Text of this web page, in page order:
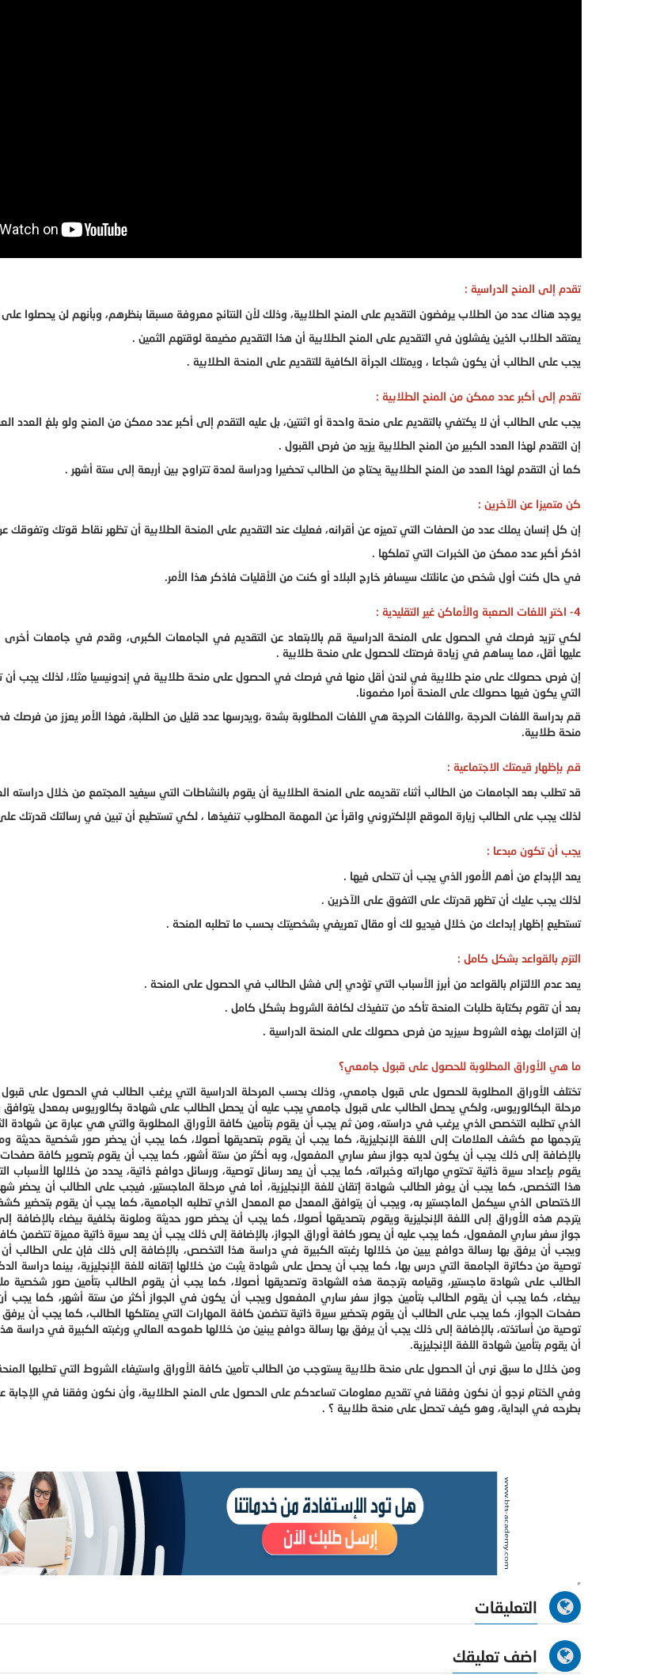
تقدم إلى المنح الدراسية :
يوجد هناك عدد من الطلاب يرفضون التقديم على المنح الطلابية، وذلك لأن النتائج معروفة مسبقا بنظرهم، وبأنهم لن يحصلوا على
يعتقد الطلاب الذين يفشلون في التقديم على المنح الطلابية أن هذا التقديم مضيعة لوقتهم الثمين .
يجب على الطالب أن يكون شجاعا ، ويمتلك الجرأة الكافية للتقديم على المنحة الطلابية .
تقدم إلى أكبر عدد ممكن من المنح الطلابية :
يجب على الطالب أن لا يكتفي بالتقديم على منحة واحدة أو اثنتين، بل عليه التقدم إلى أكبر عدد ممكن من المنح ولو بلغ العدد
إن التقدم لهذا العدد الكبير من المنح الطلابية يزيد من فرص القبول .
كما أن التقدم لهذا العدد من المنح الطلابية يحتاج من الطالب تحضيرا ودراسة لمدة تتراوح بين أربعة إلى ستة أشهر .
كن متميزا عن الآخرين :
إن كل إنسان يملك عدد من الصفات التي تميزه عن أقرانه، فعليك عند التقديم على المنحة الطلابية أن تظهر نقاط قوتك وتفوقك
اذكر أكبر عدد ممكن من الخبرات التي تملكها .
في حال كنت أول شخص من عائلتك سيسافر خارج البلاد أو كنت من الأقليات فاذكر هذا الأمر.
4- اختر اللغات الصعبة والأماكن غير التقليدية :
لكي تزيد فرصك في الحصول على المنحة الدراسية قم بالابتعاد عن التقديم في الجامعات الكبرى، وقدم في جامعات
عليها أقل، مما يساهم في زيادة فرصتك للحصول على منحة طلابية .
إن فرص حصولك على منح طلابية في لندن أقل منها في فرصك في الحصول على منحة طلابية في إندونيسيا مثلا، لذلك يجب أن
التي يكون فيها حصولك على المنحة أمرا مضمونا.
قم بدراسة اللغات الحرجة ،واللغات الحرجة هي اللغات المطلوبة بشدة ،ويدرسها عدد قليل من الطلبة، فهذا الأمر يعزز من
منحة طلابية.
قم بإظهار قيمتك الاجتماعية :
قد تطلب بعد الجامعات من الطالب أثناء تقديمه على المنحة الطلابية أن يقوم بالنشاطات التي سيفيد المجتمع من خلال دراسته
لذلك يجب على الطالب زيارة الموقع الإلكتروني واقرأ عن المهمة المطلوب تنفيذها ، لكي تستطيع أن تبين في رسالتك قدرتك
يجب أن تكون مبدعا :
يعد الإبداع من أهم الأمور الذي يجب أن تتحلى فيها .
لذلك يجب عليك أن تظهر قدرتك على التفوق على الآخرين .
تستطيع إظهار إبداعك من خلال فيديو لك أو مقال تعريفي بشخصيتك بحسب ما تطلبه المنحة .
التزم بالقواعد بشكل كامل :
يعد عدم الالتزام بالقواعد من أبرز الأسباب التي تؤدي إلى فشل الطالب في الحصول على المنحة .
بعد أن تقوم بكتابة طلبات المنحة تأكد من تنفيذك لكافة الشروط بشكل كامل .
إن التزامك بهذه الشروط سيزيد من فرص حصولك على المنحة الدراسية .
ما هي الأوراق المطلوبة للحصول على قبول جامعي؟
تختلف الأوراق المطلوبة للحصول على قبول جامعي، وذلك بحسب المرحلة الدراسية التي يرغب الطالب في الحصول على
مرحلة البكالوريوس، ولكي يحصل الطالب على قبول جامعي يجب عليه أن يحصل الطالب على شهادة بكالوريوس بمعدل يتوافق
الذي تطلبه التخصص الذي يرغب في دراسته، ومن ثم يجب أن يقوم بتأمين كافة الأوراق المطلوبة والتي هي عبارة عن شهادة
يترجمها مع كشف العلامات إلى اللغة الإنجليزية، كما يجب أن يقوم بتصديقها أصولا، كما يجب أن يحضر صور شخصية حديثة
بالإضافة إلى ذلك يجب أن يكون لديه جواز سفر ساري المفعول، وبه أكثر من ستة أشهر، كما يجب أن يقوم بتصوير كافة صفحات
يقوم بإعداد سيرة ذاتية تحتوي مهاراته وخبراته، كما يجب أن يعد رسائل توصية، ورسائل دوافع ذاتية، يحدد من خلالها الأسباب
هذا التخصص، كما يجب أن يوفر الطالب شهادة إتقان للغة الإنجليزية، أما في مرحلة الماجستير، فيجب على الطالب أن يحضر
الاختصاص الذي سيكمل الماجستير به، ويجب أن يتوافق المعدل مع المعدل الذي تطلبه الجامعية، كما يجب أن يقوم بتحضير
يترجم هذه الأوراق إلى اللغة الإنجليزية ويقوم بتصديقها أصولا، كما يجب أن يحضر صور حديثة وملونة بخلفية بيضاء بالإضافة
جواز سفر ساري المفعول، كما يجب عليه أن يصور كافة أوراق الجواز، بالإضافة إلى ذلك يجب أن يعد سيرة ذاتية مميزة تتضمن
ويجب أن يرفق بها رسالة دوافع يبين من خلالها رغبته الكبيرة في دراسة هذا التخصص، بالإضافة إلى ذلك فإن على الطالب
توصية من دكاترة الجامعة التي درس بها، كما يجب أن يحصل على شهادة يثبت من خلالها إتقانه للغة الإنجليزية، بينما دراسة
الطالب على شهادة ماجستير، وقيامه بترجمة هذه الشهادة وتصديقها أصولا، كما يجب أن يقوم الطالب بتأمين صور شخصية
بيضاء، كما يجب أن يقوم الطالب بتأمين جواز سفر ساري المفعول ويجب أن يكون في الجواز أكثر من ستة أشهر، كما يجب
صفحات الجواز، كما يجب على الطالب أن يقوم بتحضير سيرة ذاتية تتضمن كافة المهارات التي يمتلكها الطالب، كما يجب أن يرفق
توصية من أساتذته، بالإضافة إلى ذلك يجب أن يرفق بها رسالة دوافع يبنين من خلالها طموحه العالي ورغبته الكبيرة في دراسة
أن يقوم بتأمين شهادة اللغة الإنجليزية.
ومن خلال ما سبق نرى أن الحصول على منحة طلابية يستوجب من الطالب تأمين كافة الأوراق واستيفاء الشروط التي تطلبها
وفي الختام نرجو أن نكون وفقنا في تقديم معلومات تساعدكم على الحصول على المنح الطلابية، وأن نكون وفقنا في الإجابة
بطرحه في البداية، وهو كيف تحصل على منحة طلابية ؟ .
التعليقات
اضف تعليقك